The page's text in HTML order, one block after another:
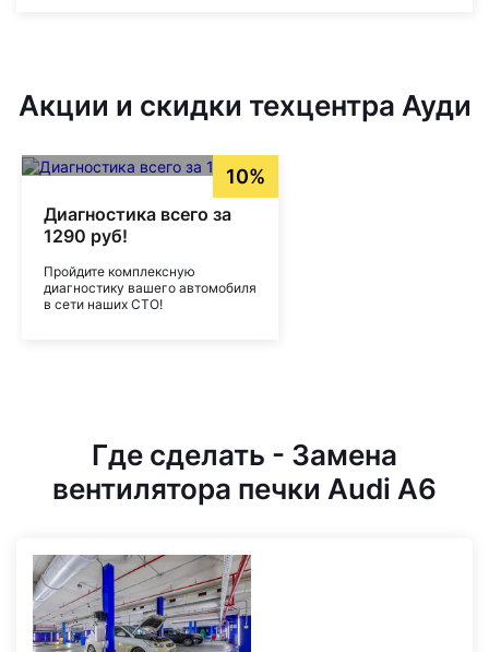
Акции и скидки техцентра Ауди
10%
Диагностика всего за
1290 руб!
Пройдите комплексную
диагностику вашего автомобиля
в сети наших СТО!
Где сделать - Замена
вентилятора печки Audi A6